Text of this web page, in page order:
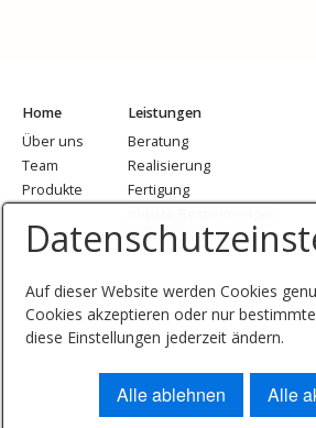
Home
Über uns
Team
Produkte
Leistungen
Beratung
Realisierung
Fertigung
Zertifikate
Auf dieser Website werden Cookies
Cookies akzeptieren oder nur
diese Einstellungen jederzeit ändern.
Alle ablehnen Alle